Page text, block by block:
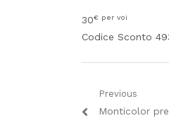
30€ per voi
Codice Sconto
Navigazione
articoli
Previous
Previous
Monticolor